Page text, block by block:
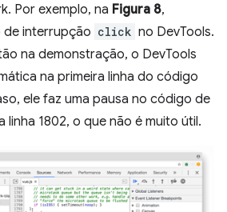
Por exemplo, na Figura 8,
interrupção click no DevTools.
na demonstração, o DevTools
na primeira linha do código
ele faz uma pausa no código de
linha 1802, o que não é muito útil.